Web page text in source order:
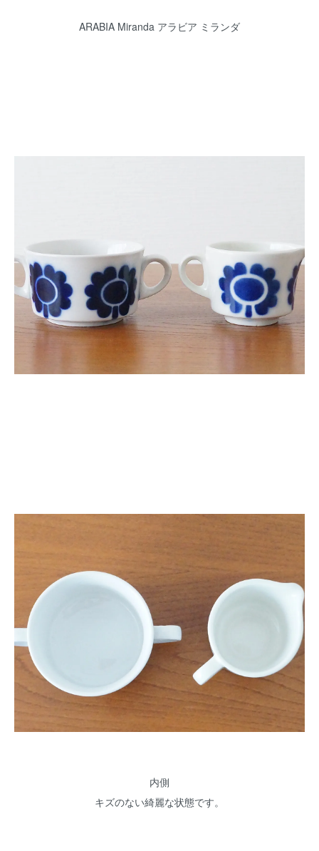
ARABIA Miranda アラビア ミランダ
内側
キズのない綺麗な状態です。